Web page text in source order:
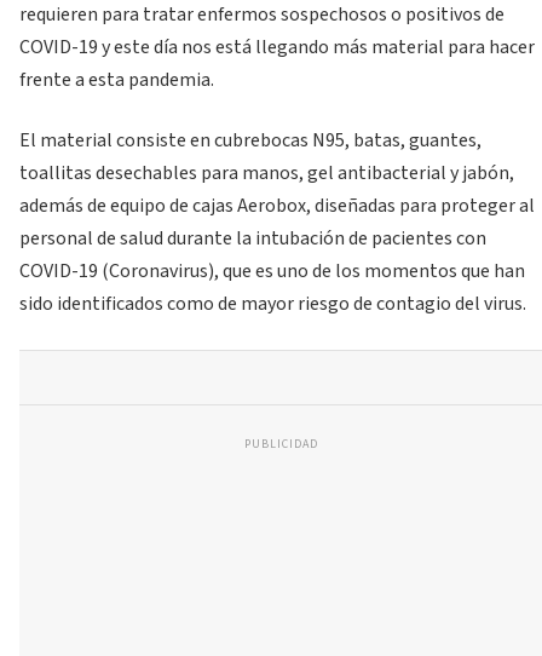
requieren para tratar enfermos sospechosos o positivos de
COVID-19 y este día nos está llegando más material para hacer
frente a esta pandemia.
El material consiste en cubrebocas N95, batas, guantes,
toallitas desechables para manos, gel antibacterial y jabón,
además de equipo de cajas Aerobox, diseñadas para proteger al
personal de salud durante la intubación de pacientes con
COVID-19 (Coronavirus), que es uno de los momentos que han
sido identificados como de mayor riesgo de contagio del virus.
PUBLICIDAD